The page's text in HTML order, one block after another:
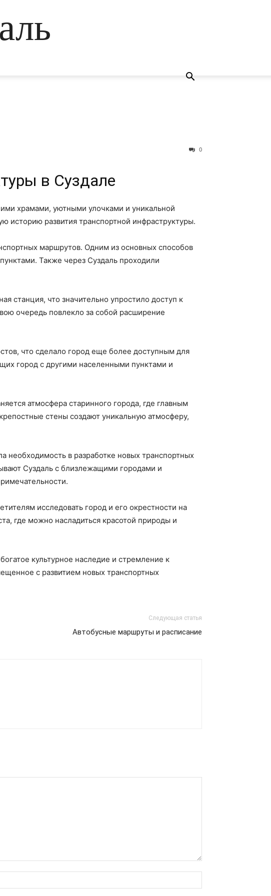
0
в Суздале
храмами, уютными улочками и уникальной
историю развития транспортной инфраструктуры.
маршрутов. Одним из основных способов
Также через Суздаль проходили
станция, что значительно упростило доступ к
очередь повлекло за собой расширение
что сделало город еще более доступным для
город с другими населенными пунктами и
атмосфера старинного города, где главным
стены создают уникальную атмосферу,
необходимость в разработке новых транспортных
Суздаль с близлежащими городами и
исследовать город и его окрестности на
где можно насладиться красотой природы и
культурное наследие и стремление к
с развитием новых транспортных
Следующая статья
Автобусные маршруты и расписание